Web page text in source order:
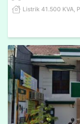
Listrik 41.500 KVA,